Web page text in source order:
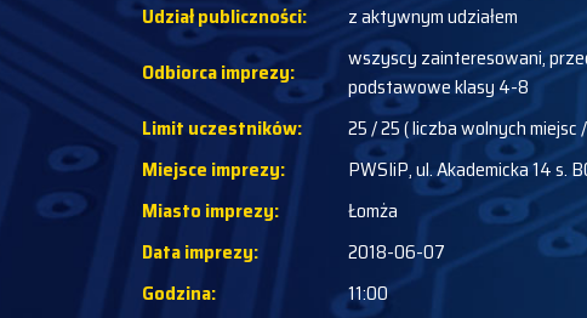
Udział publiczności:
z aktywnym udziałem
Odbiorca imprezy:
wszyscy zainteresowani,
podstawowe klasy 4-8
Limit uczestników:
25 / 25 ( liczba wolnych
Miejsce imprezy:
PWSIiP, ul. Akademicka 14 s.
Miasto imprezy:
Łomża
Data imprezy:
2018-06-07
Godzina:
11:00